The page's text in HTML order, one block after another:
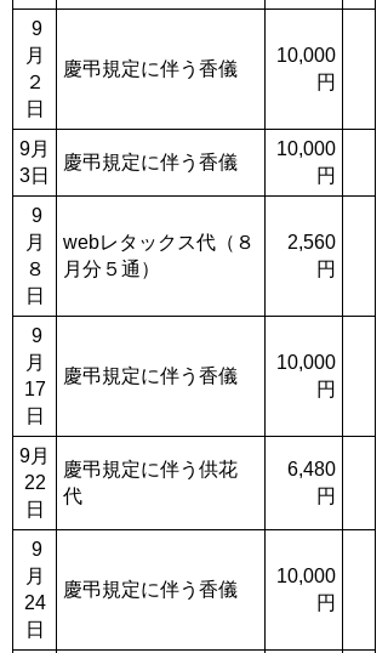
9
月
２
日
慶弔規定に伴う香儀
10,000
円
9月
3日
慶弔規定に伴う香儀
10,000
円
9
月
８
日
webレタックス代（８
月分５通）
2,560
円
9
月
17
日
慶弔規定に伴う香儀
10,000
円
9月
22
日
慶弔規定に伴う供花
代
6,480
円
9
月
24
日
慶弔規定に伴う香儀
10,000
円